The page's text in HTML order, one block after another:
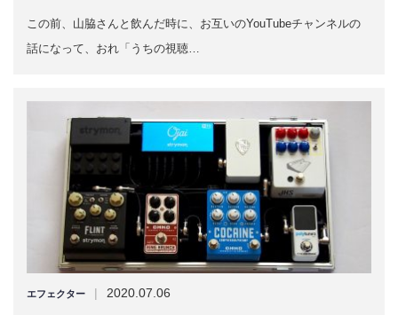
この前、山脇さんと飲んだ時に、お互いのYouTubeチャンネルの
話になって、おれ「うちの視聴…
エフェクター | 2020.07.06